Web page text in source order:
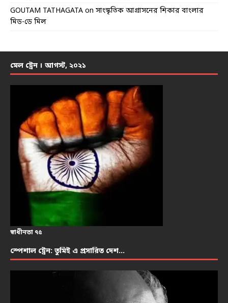
GOUTAM TATHAGATA on সাংস্কৃতিক আগ্রাসনের শিকার বাংলার
মিড-ডে মিল
মেল ট্রেন । আগস্ট, ২০২১
স্বাধীনতা ৭৫
স্পেশাল ট্রেন: তুমিই এ প্রসারিত দেশ…